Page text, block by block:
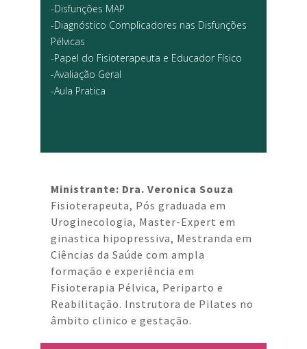
-Disfunções MAP
-Diagnóstico Complicadores nas Disfunções
Pélvicas
-Papel do Fisioterapeuta e Educador Físico
-Avaliação Geral
-Aula Pratica
Ministrante: Dra. Veronica Souza
Fisioterapeuta, Pós graduada em
Uroginecologia, Master-Expert em
ginastica hipopressiva, Mestranda em
Ciências da Saúde com ampla
formação e experiência em
Fisioterapia Pélvica, Periparto e
Reabilitação. Instrutora de Pilates no
âmbito clinico e gestação.